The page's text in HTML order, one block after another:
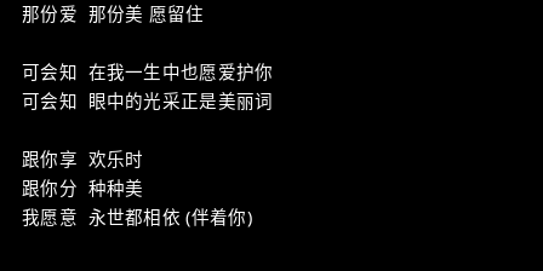
那份爱 那份美 愿留住
可会知 在我一生中也愿爱护你
可会知 眼中的光采正是美丽词
跟你享 欢乐时
跟你分 种种美
我愿意 永世都相依 (伴着你)